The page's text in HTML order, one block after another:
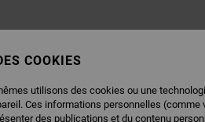
COOKIES
utilisons des cookies ou une
Ces informations personnelles
des publications et du contenu